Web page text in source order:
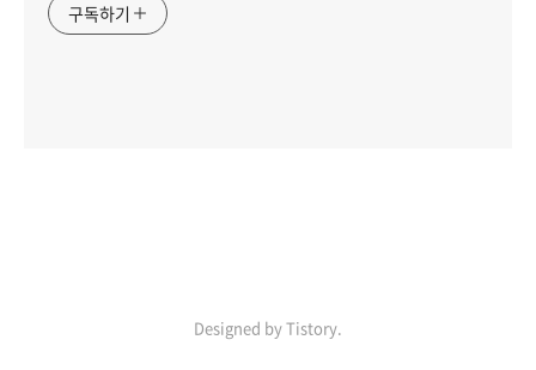
구독하기
Designed by Tistory.